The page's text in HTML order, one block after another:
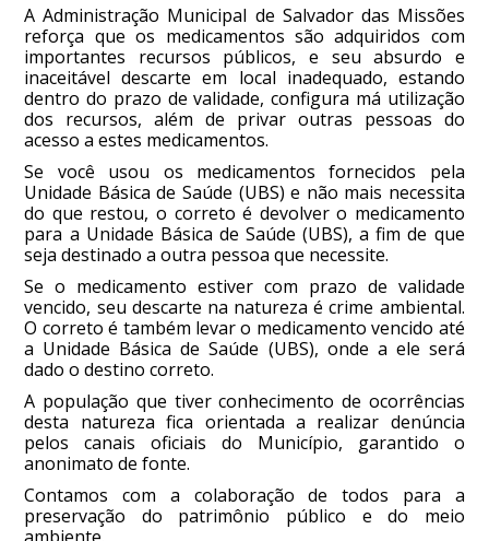
A Administração Municipal de Salvador das Missões
reforça que os medicamentos são adquiridos com
importantes recursos públicos, e seu absurdo e
inaceitável descarte em local inadequado, estando
dentro do prazo de validade, configura má utilização
dos recursos, além de privar outras pessoas do
acesso a estes medicamentos.
Se você usou os medicamentos fornecidos pela
Unidade Básica de Saúde (UBS) e não mais necessita
do que restou, o correto é devolver o medicamento
para a Unidade Básica de Saúde (UBS), a fim de que
seja destinado a outra pessoa que necessite.
Se o medicamento estiver com prazo de validade
vencido, seu descarte na natureza é crime ambiental.
O correto é também levar o medicamento vencido até
a Unidade Básica de Saúde (UBS), onde a ele será
dado o destino correto.
A população que tiver conhecimento de ocorrências
desta natureza fica orientada a realizar denúncia
pelos canais oficiais do Município, garantido o
anonimato de fonte.
Contamos com a colaboração de todos para a
preservação do patrimônio público e do meio